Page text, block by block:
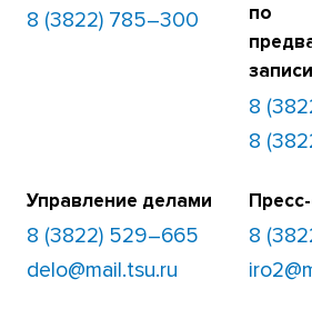
8 (3822) 785–300
по
8
8
Управление делами
8 (3822) 529–665
delo@mail.tsu.ru
8